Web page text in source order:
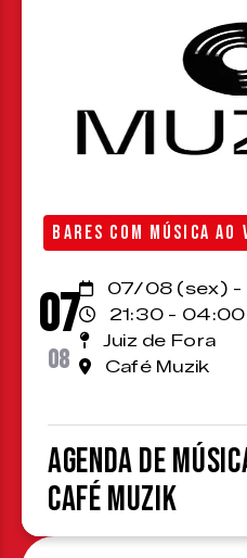
BARES COM MÚSICA AO
07
08
07/08 (sex)
21:30 - 04:00
Juiz de Fora
Café Muzik
Agenda de
Café Muzik